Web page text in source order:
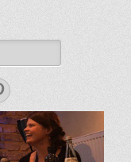
Blog
Pinterest